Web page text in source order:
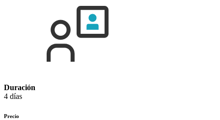
Duración
4 días
Precio